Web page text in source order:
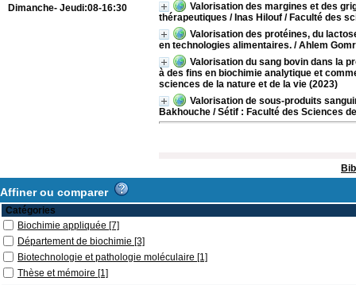
Valorisation des margines et des
thérapeutiques / Inas Hilouf / Faculté des
Valorisation des protéines, du
en technologies alimentaires. / Ahlem
Valorisation du sang bovin dans la
à des fins en biochimie analytique et
sciences de la nature et de la vie (2023)
Valorisation de sous-produits
Bakhouche / Sétif : Faculté des Sciences
Dimanche- Jeudi:08-16:30
Affiner ou comparer
Catégories
Biochimie appliquée [7]
Département de biochimie [3]
Biotechnologie et pathologie moléculaire [1]
Thèse et mémoire [1]